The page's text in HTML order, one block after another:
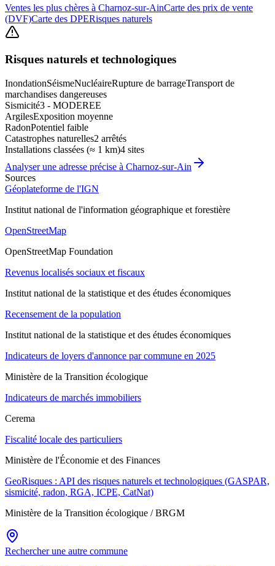
Ventes les plus chères à Charnoz-sur-AinCarte des prix de vente
(DVF)Carte des DPERisques naturels
Risques naturels et technologiques
InondationSéismeNucléaireRupture de barrageTransport de
marchandises dangereuses
Sismicité3 - MODEREE
ArgilesExposition moyenne
RadonPotentiel faible
Catastrophes naturelles2 arrêtés
Installations classées (≈ 1 km)4 sites
Analyser une adresse précise à Charnoz-sur-Ain
Sources
Géoplateforme de l'IGN
Institut national de l'information géographique et forestière
OpenStreetMap
OpenStreetMap Foundation
Revenus localisés sociaux et fiscaux
Institut national de la statistique et des études économiques
Recensement de la population
Institut national de la statistique et des études économiques
Indicateurs de loyers d'annonce par commune en 2025
Ministère de la Transition écologique
Indicateurs de marchés immobiliers
Cerema
Fiscalité locale des particuliers
Ministère de l'Économie et des Finances
GeoRisques : API des risques naturels et technologiques (GASPAR,
sismicité, radon, RGA, ICPE, CatNat)
Ministère de la Transition écologique / BRGM
Rechercher une autre commune